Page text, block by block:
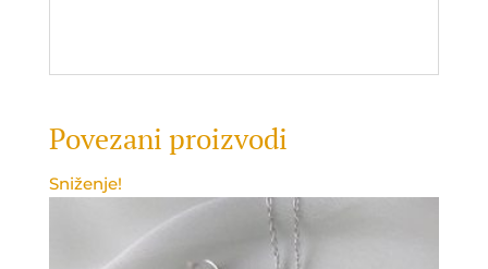
Povezani proizvodi
Sniženje!